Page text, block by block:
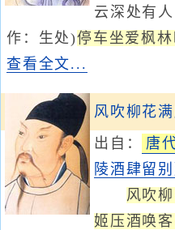
云深处有
作：生处)停车坐爱枫林
查看全文...
风吹柳花
出自： 唐
陵酒肆留别
风吹
姬压酒唤客